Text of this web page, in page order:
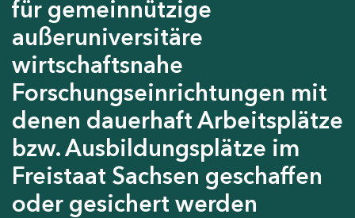
für gemeinnützige
außeruniversitäre
wirtschaftsnahe
Forschungseinrichtungen mit
denen dauerhaft Arbeitsplätze
bzw. Ausbildungsplätze im
Freistaat Sachsen geschaffen
oder gesichert werden